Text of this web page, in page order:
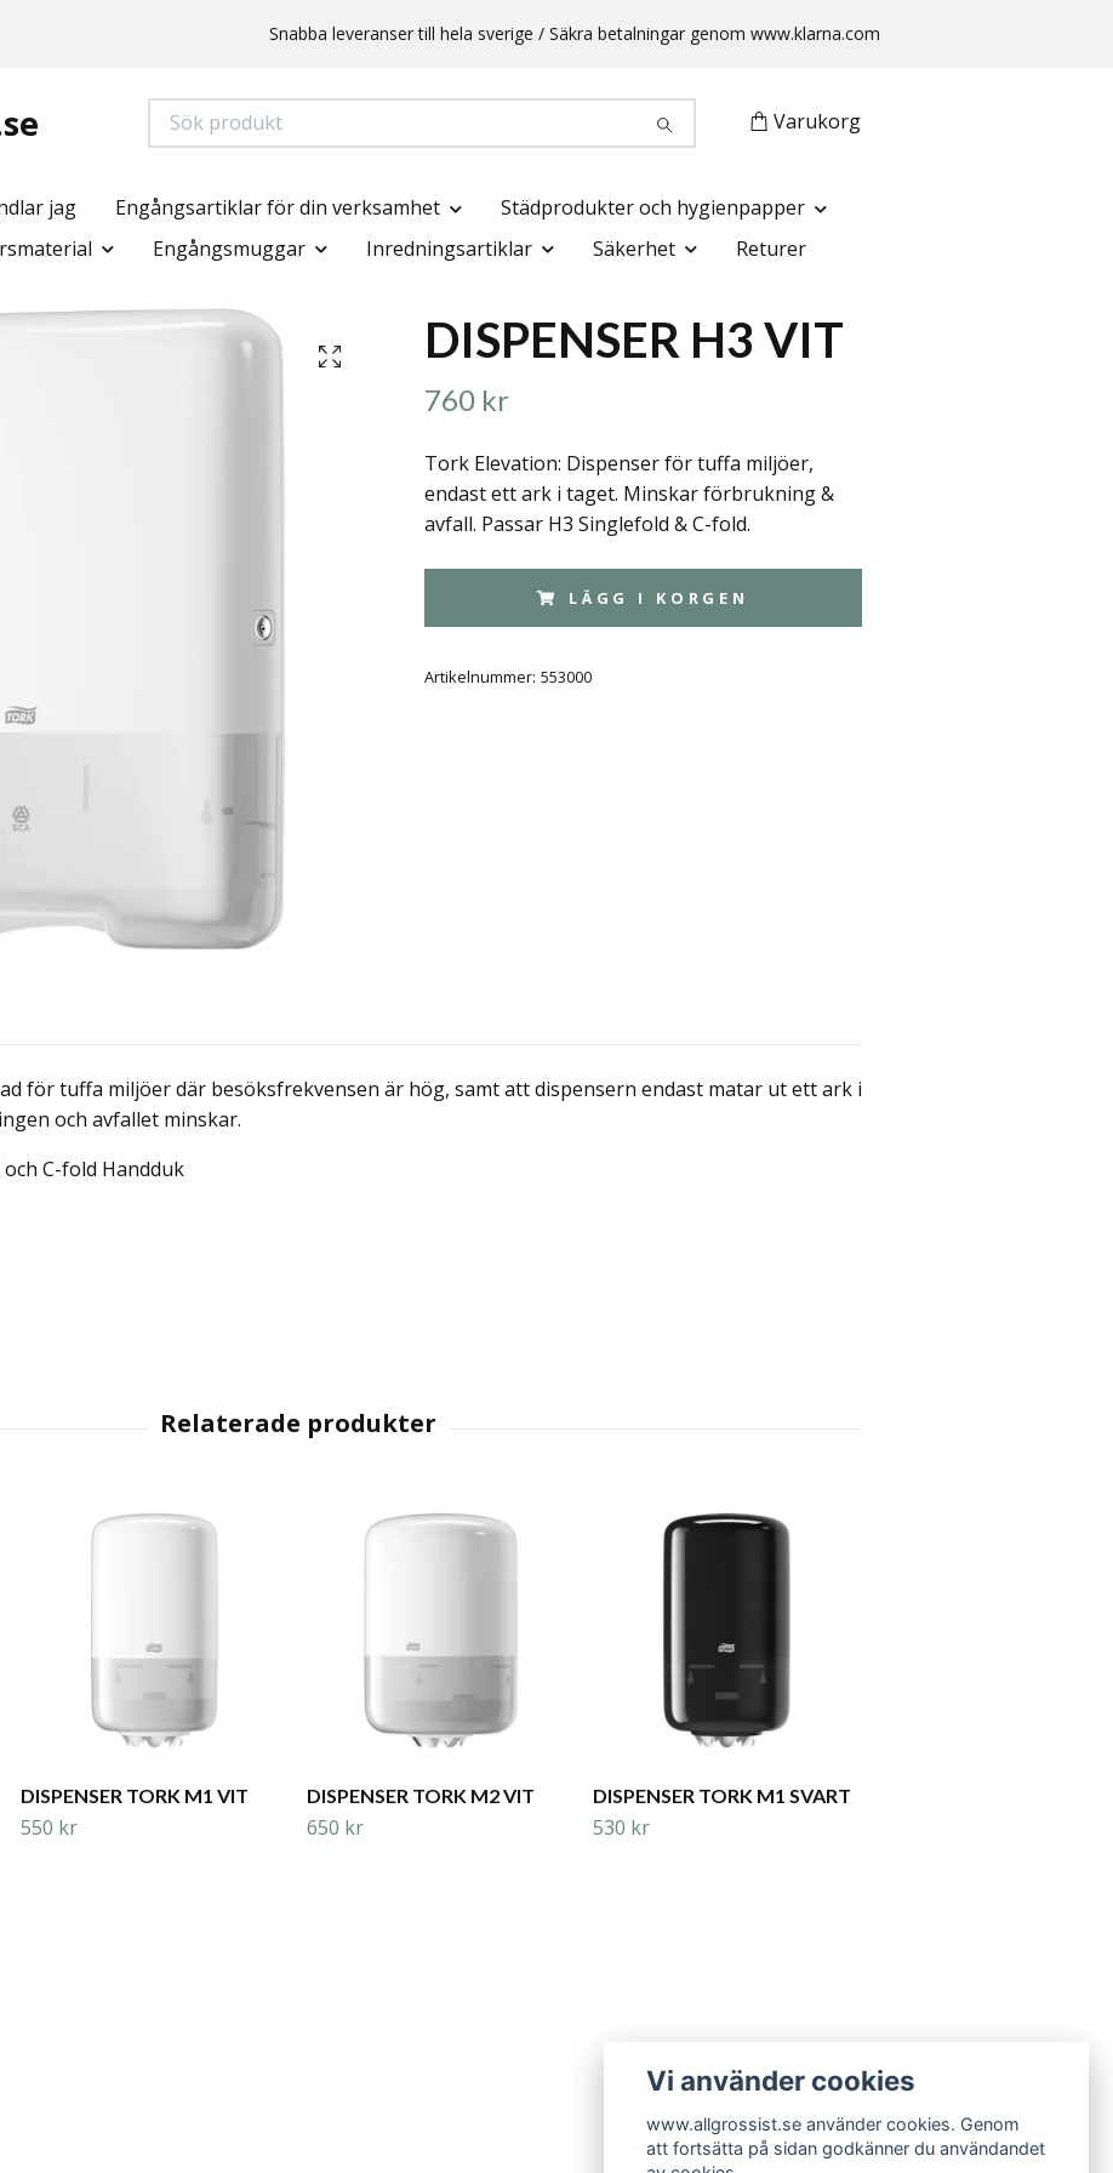
Snabba leveranser till hela sverige / Säkra betalningar genom www.klarna.com
Varukorg
jag Engångsartiklar för din verksamhet
Städprodukter och hygienpapper
Engångsmuggar Inredningsartiklar Säkerhet Returer
DISPENSER H3 VIT
760 kr
Tork Elevation: Dispenser för tuffa miljöer,
endast ett ark i taget. Minskar förbrukning &
avfall. Passar H3 Singlefold & C-fold.
LÄGG I KORGEN
Artikelnummer: 553000
för tuffa miljöer där besöksfrekvensen är hög, samt att dispensern endast matar ut ett ark i
och avfallet minskar.
C-fold Handduk
DISPENSER TORK M1 VIT
550 kr
DISPENSER TORK M2 VIT
650 kr
DISPENSER TORK M1 SVART
530 kr
Vi använder cookies
www.allgrossist.se använder cookies. Genom
att fortsätta på sidan godkänner du användandet